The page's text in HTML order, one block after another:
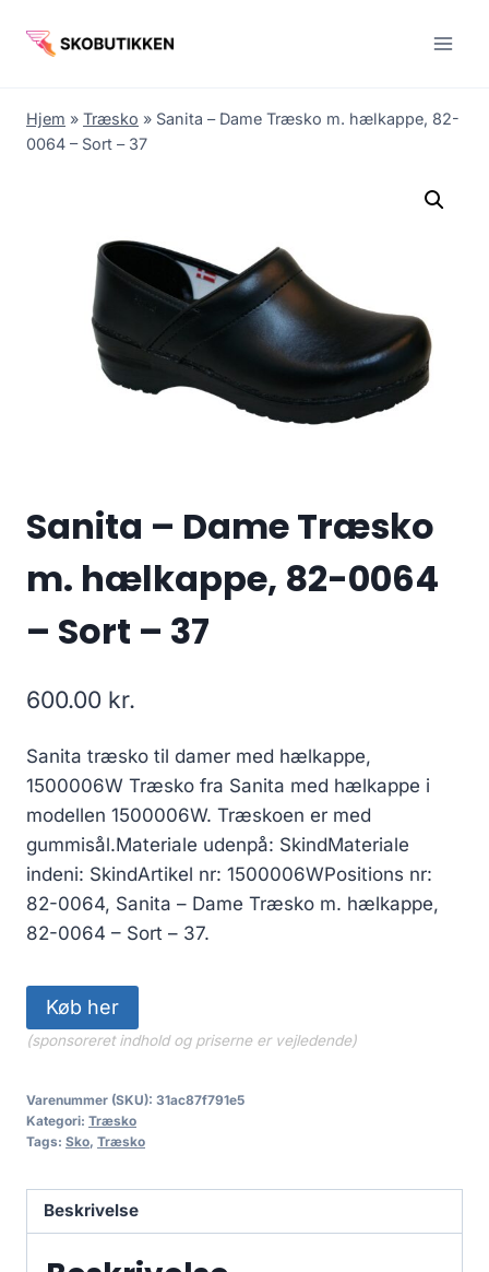
Hjem » Træsko » Sanita – Dame Træsko m. hælkappe, 82-
0064 – Sort – 37
Sanita – Dame Træsko
m. hælkappe, 82-0064
– Sort – 37
600.00 kr.
Sanita træsko til damer med hælkappe,
1500006W Træsko fra Sanita med hælkappe i
modellen 1500006W. Træskoen er med
gummisål.Materiale udenpå: SkindMateriale
indeni: SkindArtikel nr: 1500006WPositions nr:
82-0064, Sanita – Dame Træsko m. hælkappe,
82-0064 – Sort – 37.
Køb her
(sponsoreret indhold og priserne er vejledende)
Varenummer (SKU): 31ac87f791e5
Kategori: Træsko
Tags: Sko, Træsko
Beskrivelse